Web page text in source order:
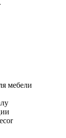
мебели